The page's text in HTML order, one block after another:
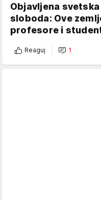
Objavljena
sloboda: Ove
profesore i
Reaguj 1